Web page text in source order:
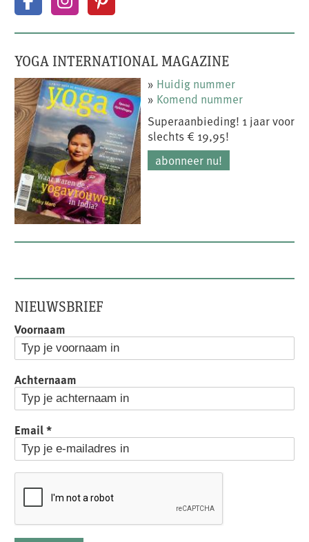
YOGA INTERNATIONAL MAGAZINE
» Huidig nummer
» Komend nummer
Superaanbieding! 1 jaar voor
slechts € 19,95!
abonneer nu!
NIEUWSBRIEF
Voornaam
Achternaam
Email*